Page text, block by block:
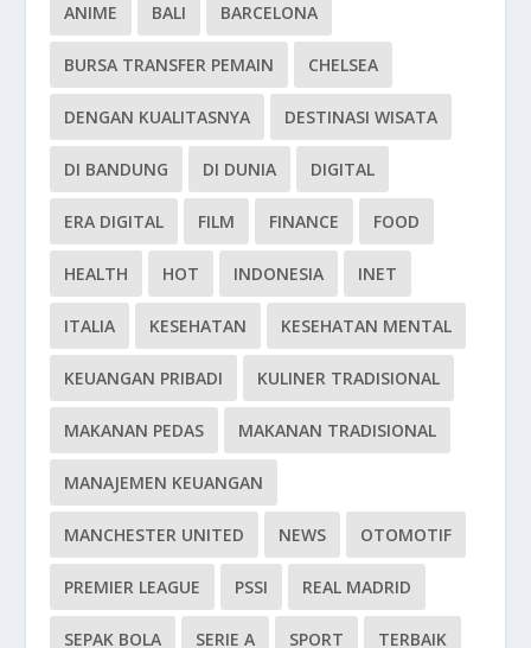
ANIME BALI BARCELONA
BURSA TRANSFER PEMAIN CHELSEA
DENGAN KUALITASNYA DESTINASI WISATA
DI BANDUNG DI DUNIA DIGITAL
ERA DIGITAL FILM FINANCE FOOD
HEALTH HOT INDONESIA INET
ITALIA KESEHATAN KESEHATAN MENTAL
KEUANGAN PRIBADI KULINER TRADISIONAL
MAKANAN PEDAS MAKANAN TRADISIONAL
MANAJEMEN KEUANGAN
MANCHESTER UNITED NEWS OTOMOTIF
PREMIER LEAGUE PSSI REAL MADRID
SEPAK BOLA SERIE A SPORT TERBAIK